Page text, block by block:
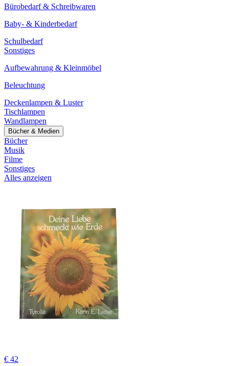
Bürobedarf & Schreibwaren
Baby- & Kinderbedarf
Schulbedarf
Sonstiges
Aufbewahrung & Kleinmöbel
Beleuchtung
Deckenlampen & Luster
Tischlampen
Wandlampen
Bücher & Medien
Bücher
Musik
Filme
Sonstiges
Alles anzeigen
€ 42